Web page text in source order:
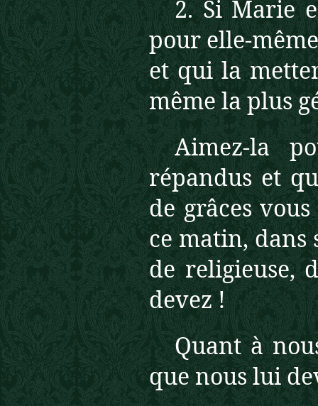
2. Si Marie
pour elle-
et qui la
même la plus
Aimez-la
répandus et
de grâces
ce matin,
de religieuse,
devez !
Quant à
que nous lui